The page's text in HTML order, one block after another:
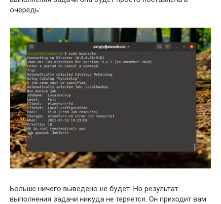
очередь:
Больше ничего выведено не будет. Но результат
выполнения задачи никуда не теряется. Он приходит вам